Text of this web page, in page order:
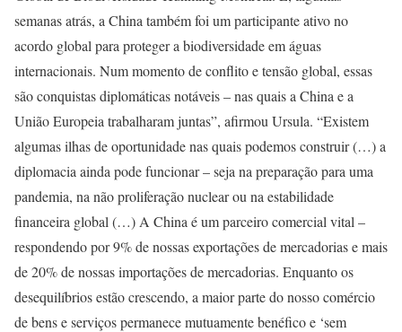
semanas atrás, a China também foi um participante ativo no
acordo global para proteger a biodiversidade em águas
internacionais. Num momento de conflito e tensão global, essas
são conquistas diplomáticas notáveis – nas quais a China e a
União Europeia trabalharam juntas”, afirmou Ursula. “Existem
algumas ilhas de oportunidade nas quais podemos construir (…) a
diplomacia ainda pode funcionar – seja na preparação para uma
pandemia, na não proliferação nuclear ou na estabilidade
financeira global (…) A China é um parceiro comercial vital –
respondendo por 9% de nossas exportações de mercadorias e mais
de 20% de nossas importações de mercadorias. Enquanto os
desequilíbrios estão crescendo, a maior parte do nosso comércio
de bens e serviços permanece mutuamente benéfico e ‘sem